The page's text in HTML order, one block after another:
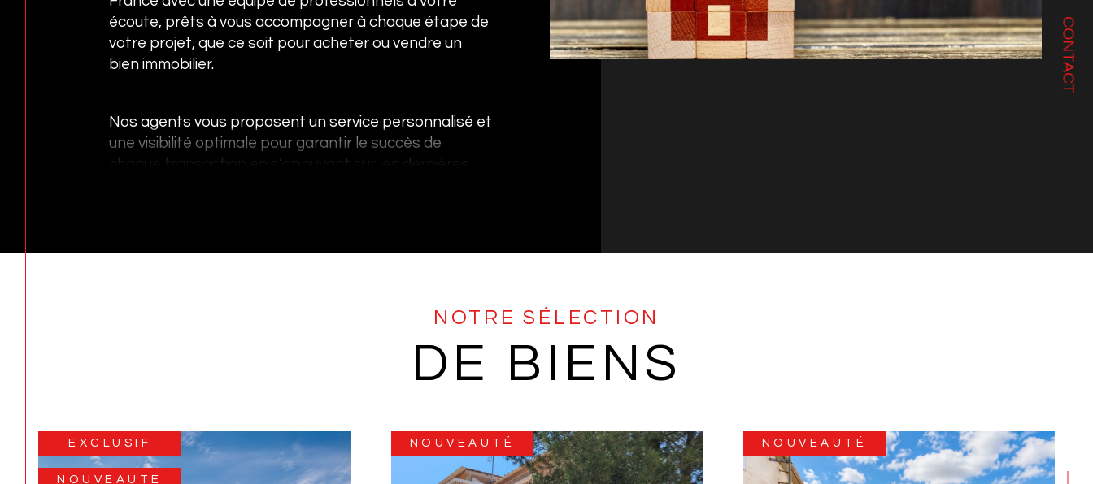
CONTACT
écoute, prêts à vous accompagner à chaque étape de
votre projet, que ce soit pour acheter ou vendre un
bien immobilier.
Nos agents vous proposent un service personnalisé et
une visibilité optimale pour garantir le succès de
chaque transaction en s’appuyant sur les dernières
NOTRE SÉLECTION
DE BIENS
NOUVEAUTÉ NOUVEAUTÉ NOUVEAUTÉ